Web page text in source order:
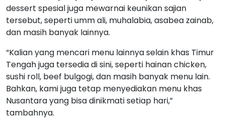
dessert spesial juga mewarnai keunikan sajian
tersebut, seperti umm ali, muhalabia, asabea zainab,
dan masih banyak lainnya.
“Kalian yang mencari menu lainnya selain khas Timur
Tengah juga tersedia di sini, seperti hainan chicken,
sushi roll, beef bulgogi, dan masih banyak menu lain.
Bahkan, kami juga tetap menyediakan menu khas
Nusantara yang bisa dinikmati setiap hari,”
tambahnya.